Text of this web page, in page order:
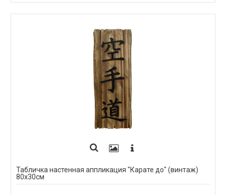
Табличка настенная аппликация "Карате до" (винтаж)
80х30см